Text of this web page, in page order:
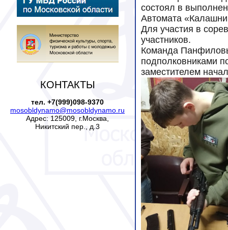
КОНТАКТЫ
тел. +7(999)098-9370
mosobldynamo@mosobldynamo.ru
Адрес: 125009, г.Москва,
Никитский пер., д.3
состоял в
Автомата
Для участия в
участников.
Команда
подполковниками
заместителем